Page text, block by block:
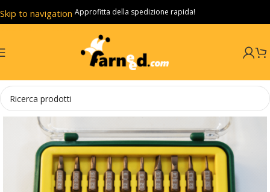
Skip to navigation
Skip to main content
Approfitta della spedizione rapida!